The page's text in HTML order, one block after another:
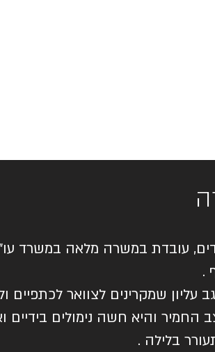
עובדת במשרה מלאה במשרד
.
עליון שמקרינים לצוואר לכתפיים
החמיר והיא חשה נימולים בידיים
בלילה .